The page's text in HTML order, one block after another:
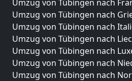
Umzug von Tübingen nach
Umzug von Tübingen nach
Umzug von Tübingen nach
Umzug von Tübingen nach
Umzug von Tübingen nach
Umzug von Tübingen nach
Umzug von Tübingen nach